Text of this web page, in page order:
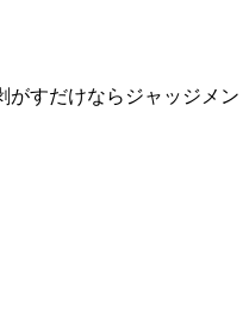
がすだけならジャッジメン